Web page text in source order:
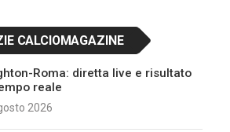
CALCIOMAGAZINE
Roma: diretta live e risultato
reale
2026